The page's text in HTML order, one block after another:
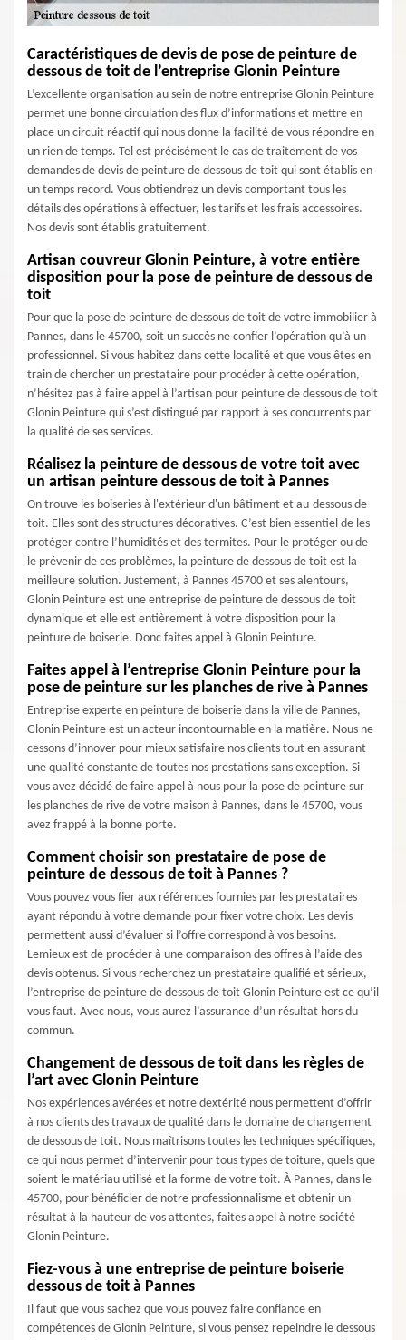
Caractéristiques de devis de pose de peinture de
dessous de toit de l’entreprise Glonin Peinture
L’excellente organisation au sein de notre entreprise Glonin Peinture
permet une bonne circulation des flux d’informations et mettre en
place un circuit réactif qui nous donne la facilité de vous répondre en
un rien de temps. Tel est précisément le cas de traitement de vos
demandes de devis de peinture de dessous de toit qui sont établis en
un temps record. Vous obtiendrez un devis comportant tous les
détails des opérations à effectuer, les tarifs et les frais accessoires.
Nos devis sont établis gratuitement.
Artisan couvreur Glonin Peinture, à votre entière
disposition pour la pose de peinture de dessous de
toit
Pour que la pose de peinture de dessous de toit de votre immobilier à
Pannes, dans le 45700, soit un succès ne confier l’opération qu’à un
professionnel. Si vous habitez dans cette localité et que vous êtes en
train de chercher un prestataire pour procéder à cette opération,
n’hésitez pas à faire appel à l’artisan pour peinture de dessous de toit
Glonin Peinture qui s’est distingué par rapport à ses concurrents par
la qualité de ses services.
Réalisez la peinture de dessous de votre toit avec
un artisan peinture dessous de toit à Pannes
On trouve les boiseries à l'extérieur d'un bâtiment et au-dessous de
toit. Elles sont des structures décoratives. C’est bien essentiel de les
protéger contre l’humidités et des termites. Pour le protéger ou de
le prévenir de ces problèmes, la peinture de dessous de toit est la
meilleure solution. Justement, à Pannes 45700 et ses alentours,
Glonin Peinture est une entreprise de peinture de dessous de toit
dynamique et elle est entièrement à votre disposition pour la
peinture de boiserie. Donc faites appel à Glonin Peinture.
Faites appel à l’entreprise Glonin Peinture pour la
pose de peinture sur les planches de rive à Pannes
Entreprise experte en peinture de boiserie dans la ville de Pannes,
Glonin Peinture est un acteur incontournable en la matière. Nous ne
cessons d’innover pour mieux satisfaire nos clients tout en assurant
une qualité constante de toutes nos prestations sans exception. Si
vous avez décidé de faire appel à nous pour la pose de peinture sur
les planches de rive de votre maison à Pannes, dans le 45700, vous
avez frappé à la bonne porte.
Comment choisir son prestataire de pose de
peinture de dessous de toit à Pannes ?
Vous pouvez vous fier aux références fournies par les prestataires
ayant répondu à votre demande pour fixer votre choix. Les devis
permettent aussi d’évaluer si l’offre correspond à vos besoins.
Lemieux est de procéder à une comparaison des offres à l’aide des
devis obtenus. Si vous recherchez un prestataire qualifié et sérieux,
l’entreprise de peinture de dessous de toit Glonin Peinture est ce qu’il
vous faut. Avec nous, vous aurez l’assurance d’un résultat hors du
commun.
Changement de dessous de toit dans les règles de
l’art avec Glonin Peinture
Nos expériences avérées et notre dextérité nous permettent d’offrir
à nos clients des travaux de qualité dans le domaine de changement
de dessous de toit. Nous maîtrisons toutes les techniques spécifiques,
ce qui nous permet d’intervenir pour tous types de toiture, quels que
soient le matériau utilisé et la forme de votre toit. À Pannes, dans le
45700, pour bénéficier de notre professionnalisme et obtenir un
résultat à la hauteur de vos attentes, faites appel à notre société
Glonin Peinture.
Fiez-vous à une entreprise de peinture boiserie
dessous de toit à Pannes
Il faut que vous sachez que vous pouvez faire confiance en
compétences de Glonin Peinture, si vous pensez repeindre le dessous